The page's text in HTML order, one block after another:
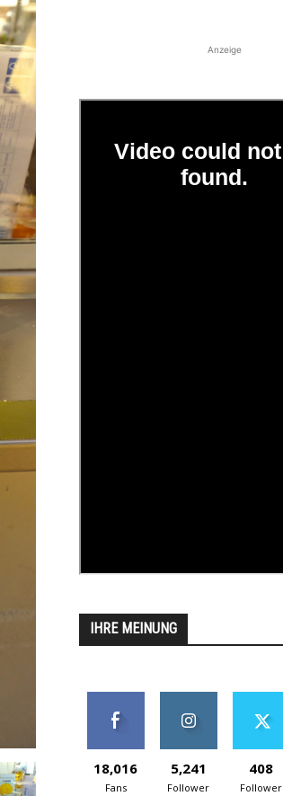
Anzeige
IHRE MEINUNG
18,016
Fans
5,241
Follower
408
Follower